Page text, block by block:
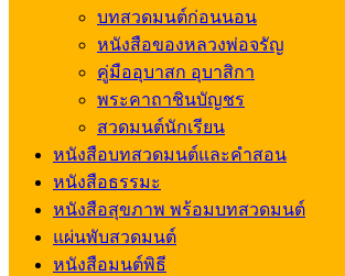
บทสวดมนต์ก่อนนอน
หนังสือของหลวงพ่อจรัญ
คู่มืออุบาสก อุบาสิกา
พระคาถาชินบัญชร
สวดมนต์นักเรียน
หนังสือบทสวดมนต์และคำสอน
หนังสือธรรมะ
หนังสือสุขภาพ พร้อมบทสวดมนต์
แผ่นพับสวดมนต์
หนังสือมนต์พิธี